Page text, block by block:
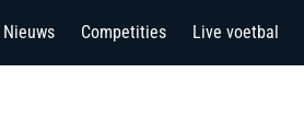
Nieuws Competities Live voetbal